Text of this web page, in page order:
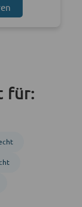
für: